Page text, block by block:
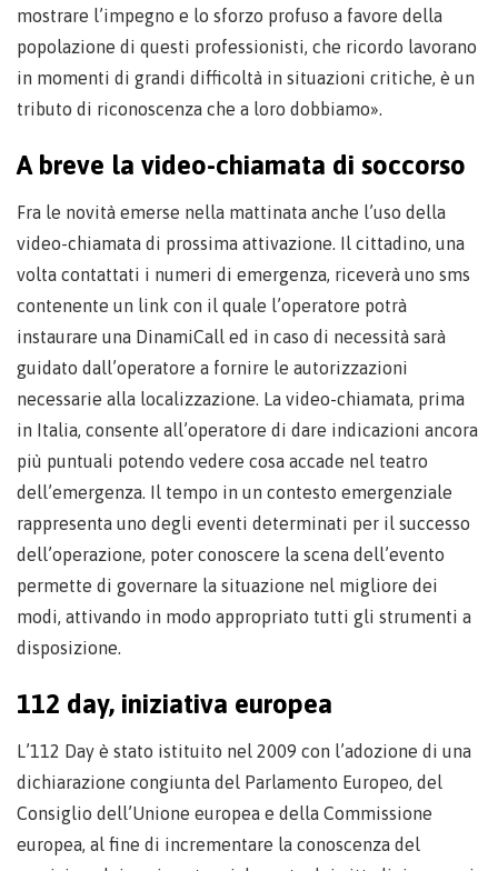
mostrare l’impegno e lo sforzo profuso a favore della
popolazione di questi professionisti, che ricordo lavorano
in momenti di grandi difficoltà in situazioni critiche, è un
tributo di riconoscenza che a loro dobbiamo».
A breve la video-chiamata di soccorso
Fra le novità emerse nella mattinata anche l’uso della
video-chiamata di prossima attivazione. Il cittadino, una
volta contattati i numeri di emergenza, riceverà uno sms
contenente un link con il quale l’operatore potrà
instaurare una DinamiCall ed in caso di necessità sarà
guidato dall’operatore a fornire le autorizzazioni
necessarie alla localizzazione. La video-chiamata, prima
in Italia, consente all’operatore di dare indicazioni ancora
più puntuali potendo vedere cosa accade nel teatro
dell’emergenza. Il tempo in un contesto emergenziale
rappresenta uno degli eventi determinati per il successo
dell’operazione, poter conoscere la scena dell’evento
permette di governare la situazione nel migliore dei
modi, attivando in modo appropriato tutti gli strumenti a
disposizione.
112 day, iniziativa europea
L’112 Day è stato istituito nel 2009 con l’adozione di una
dichiarazione congiunta del Parlamento Europeo, del
Consiglio dell’Unione europea e della Commissione
europea, al fine di incrementare la conoscenza del